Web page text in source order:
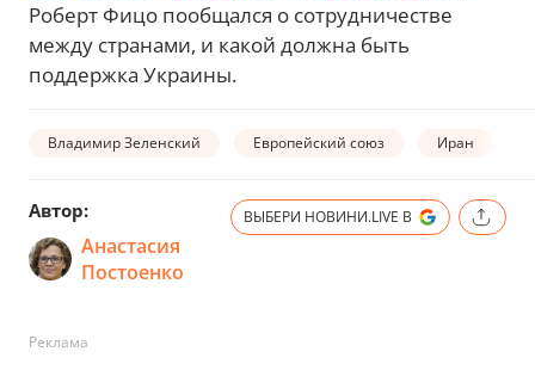
Роберт Фицо пообщался о сотрудничестве
между странами, и какой должна быть
поддержка Украины.
Владимир Зеленский Европейский союз Иран
Автор:
Анастасия
Постоенко
ВЫБЕРИ НОВИНИ.LIVE В
Реклама